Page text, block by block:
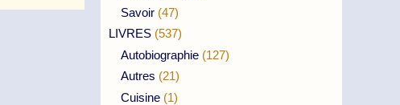
Savoir (47)
LIVRES (537)
Autobiographie (127)
Autres (21)
Cuisine (1)